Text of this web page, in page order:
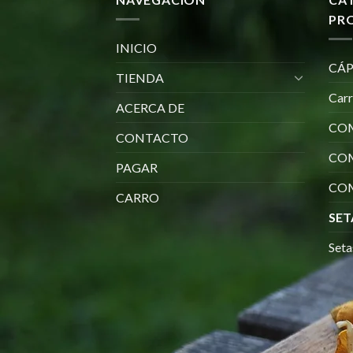
INICIO
TIENDA
ACERCA DE
CONTACTO
PAGAR
CARRO